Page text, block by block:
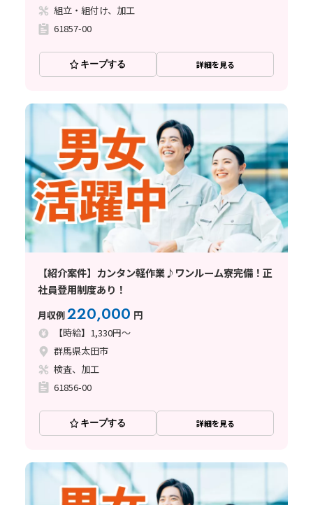
組立・組付け、加工
61857-00
キープする 詳細を見る
【紹介案件】カンタン軽作業♪ワンルーム寮完備！正
社員登用制度あり！
月収例220,000 円
【時給】1,330円～
群馬県太田市
検査、加工
61856-00
キープする 詳細を見る